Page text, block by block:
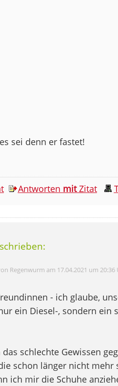
sei denn er fastet!
Antworten mitZitat
Regenwurm am 17.04.2021 um 20:36
- ich glaube,
ein Diesel-, sondern ein
das schlechte Gewissen
schon länger nicht mehr
ich mir die Schuhe